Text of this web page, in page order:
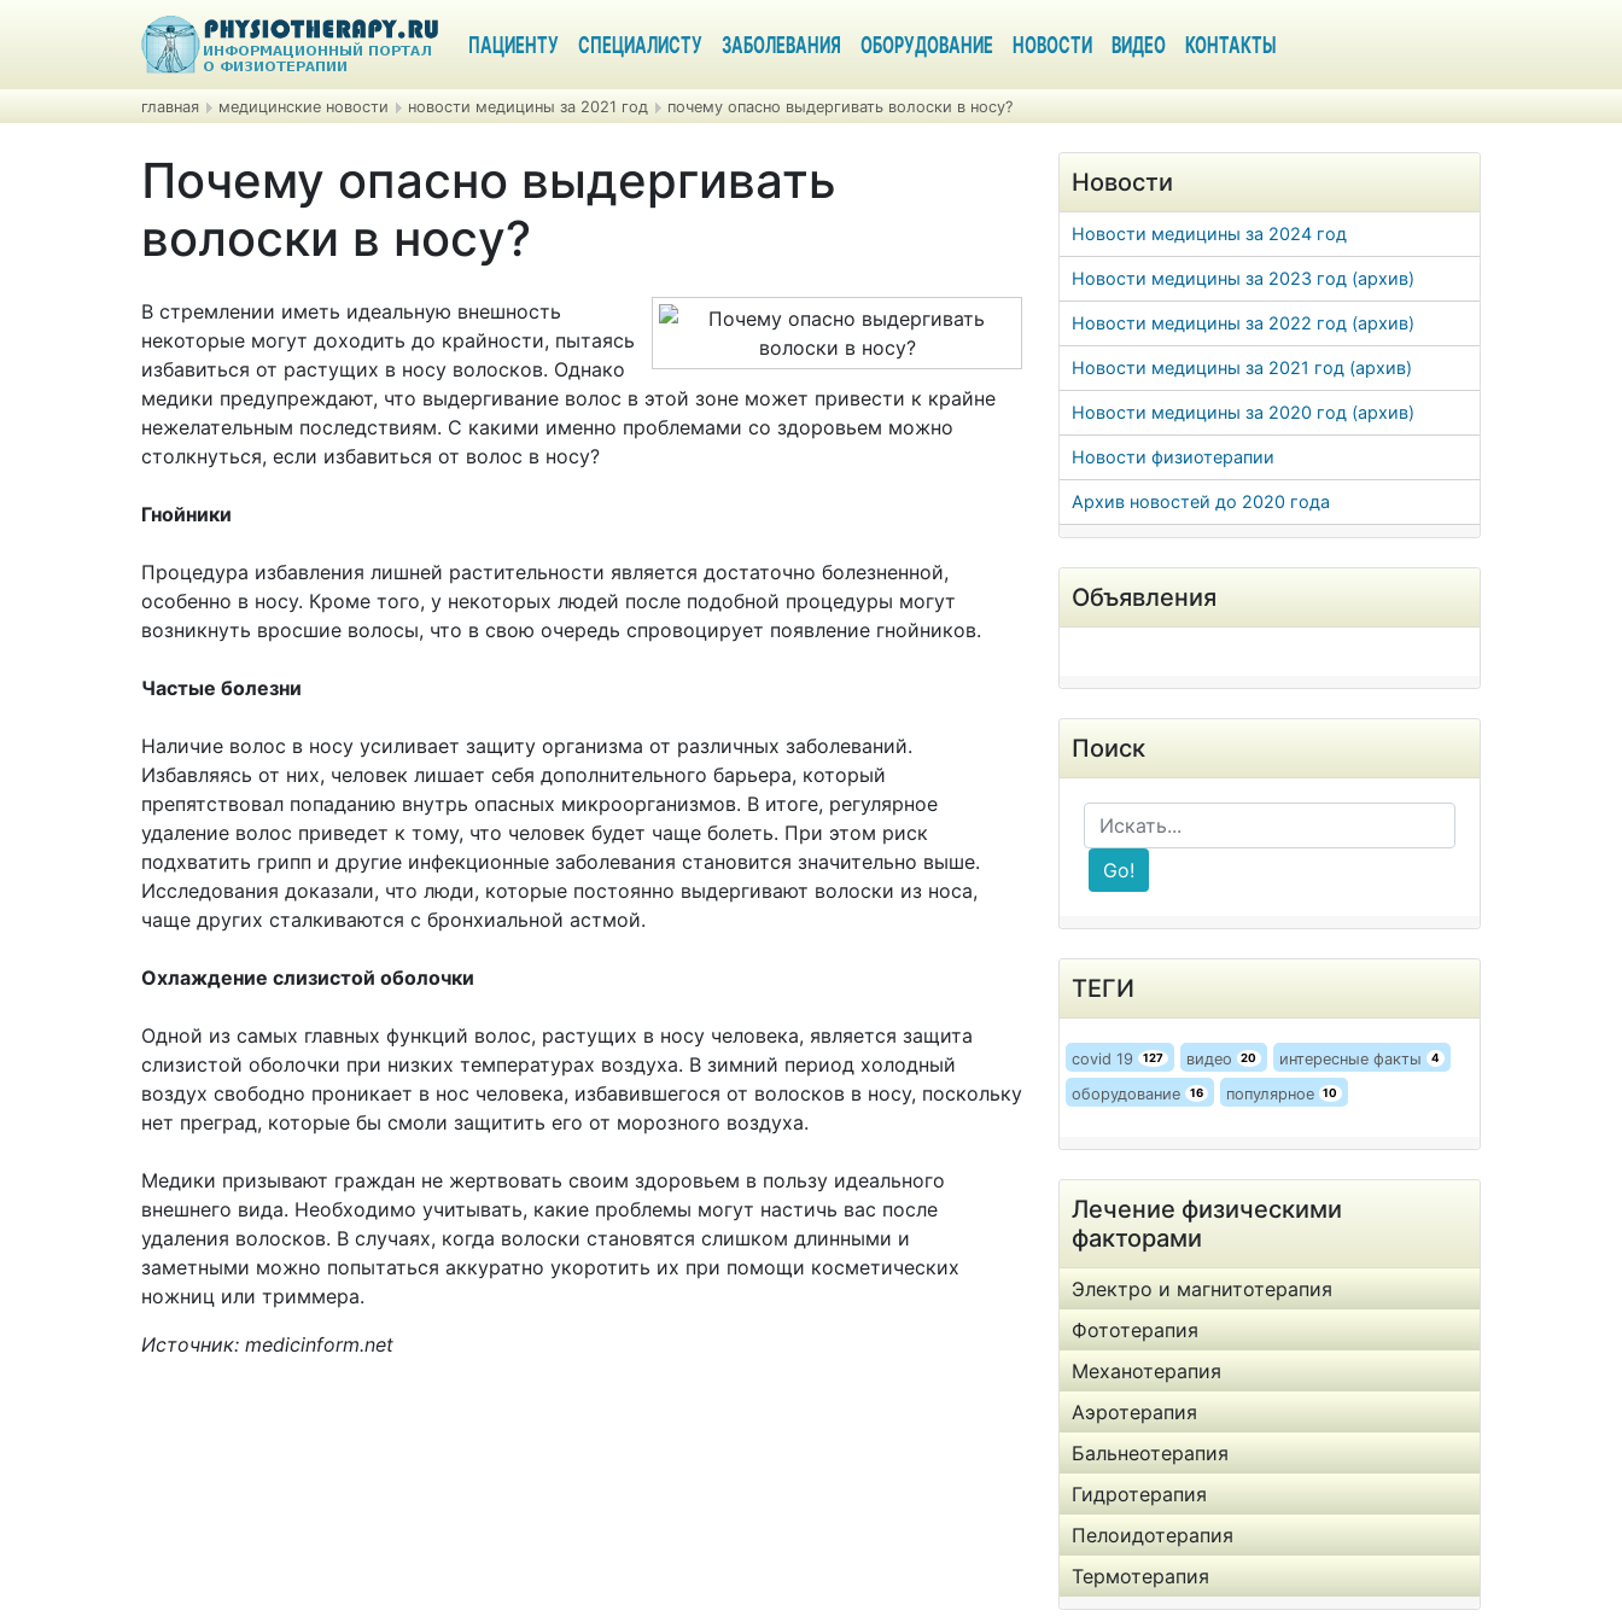
ПАЦИЕНТУ СПЕЦИАЛИСТУ ЗАБОЛЕВАНИЯ ОБОРУДОВАНИЕ НОВОСТИ ВИДЕО КОНТАКТЫ
главная медицинские новости новости медицины за 2021 год почему опасно выдергивать волоски в носу?
Почему опасно выдергивать
волоски в носу?
В стремлении иметь идеальную внешность
некоторые могут доходить до крайности, пытаясь
избавиться от растущих в носу волосков. Однако
медики предупреждают, что выдергивание волос в этой зоне может привести к крайне
нежелательным последствиям. С какими именно проблемами со здоровьем можно
столкнуться, если избавиться от волос в носу?
Гнойники
Процедура избавления лишней растительности является достаточно болезненной,
особенно в носу. Кроме того, у некоторых людей после подобной процедуры могут
возникнуть вросшие волосы, что в свою очередь спровоцирует появление гнойников.
Частые болезни
Наличие волос в носу усиливает защиту организма от различных заболеваний.
Избавляясь от них, человек лишает себя дополнительного барьера, который
препятствовал попаданию внутрь опасных микроорганизмов. В итоге, регулярное
удаление волос приведет к тому, что человек будет чаще болеть. При этом риск
подхватить грипп и другие инфекционные заболевания становится значительно выше.
Исследования доказали, что люди, которые постоянно выдергивают волоски из носа,
чаще других сталкиваются с бронхиальной астмой.
Охлаждение слизистой оболочки
Одной из самых главных функций волос, растущих в носу человека, является защита
слизистой оболочки при низких температурах воздуха. В зимний период холодный
воздух свободно проникает в нос человека, избавившегося от волосков в носу, поскольку
нет преград, которые бы смоли защитить его от морозного воздуха.
Медики призывают граждан не жертвовать своим здоровьем в пользу идеального
внешнего вида. Необходимо учитывать, какие проблемы могут настичь вас после
удаления волосков. В случаях, когда волоски становятся слишком длинными и
заметными можно попытаться аккуратно укоротить их при помощи косметических
ножниц или триммера.
Источник: medicinform.net
Новости
Новости медицины за 2024 год
Новости медицины за 2023 год (архив)
Новости медицины за 2022 год (архив)
Новости медицины за 2021 год (архив)
Новости медицины за 2020 год (архив)
Новости физиотерапии
Архив новостей до 2020 года
Объявления
Поиск
Go!
ТЕГИ
covid 19 127 видео 20 интересные факты 4
оборудование 16 популярное 10
Лечение физическими
факторами
Электро и магнитотерапия
Фототерапия
Механотерапия
Аэротерапия
Бальнеотерапия
Гидротерапия
Пелоидотерапия
Термотерапия